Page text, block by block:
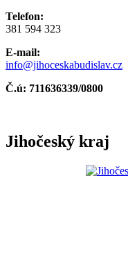
Telefon:
381 594 323
E-mail:
info@jihoceskabudislav.cz
Č.ú: 711636339/0800
Jihočeský kraj